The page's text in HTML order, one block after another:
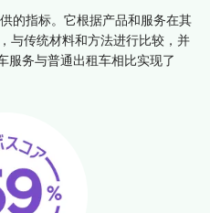
的指标。它根据产品和服务在其
与传统材料和方法进行比较，并
服务与普通出租车相比实现了